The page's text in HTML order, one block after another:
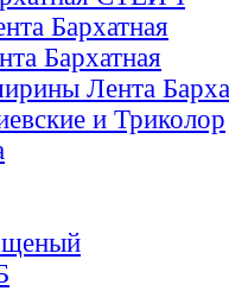
Бархатная
Бархатная
Лента
и Триколор